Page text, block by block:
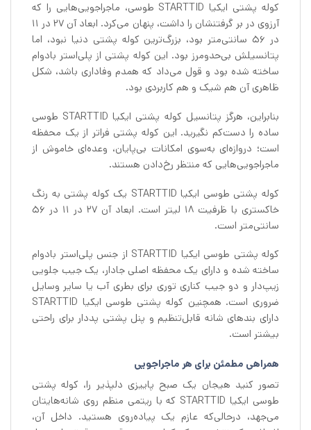
کوله پشتی ایکیا STARTTID طوسی، ماجراجویی‌هایی را که
آرزوی در بر گرفتنشان را داشت، پنهان می‌کرد. ابعاد آن ۲۷ در ۱۱
در ۵۶ سانتی‌متر بود، بزرگ‌ترین کوله پشتی دنیا نبود، اما
پتانسیلش بی‌حدومرز بود. این کوله پشتی از پلی‌استر بادوام
ساخته شده بود و قول می‌داد که همدم وفاداری باشد، شکل
ظاهری آن هم شیک و هم کاربردی بود.
بنابراین، هرگز پتانسیل کوله پشتی ایکیا STARTTID طوسی
ساده را دست‌کم نگیرید. این کوله پشتی فراتر از یک محفظه
است؛ دروازه‌ای به‌سوی امکانات بی‌پایان، وعده‌ای خاموش از
ماجراجویی‌هایی که منتظر رخ‌دادن هستند.
کوله پشتی طوسی ایکیا STARTTID یک کوله پشتی به رنگ
خاکستری با ظرفیت ۱۸ لیتر است. ابعاد آن ۲۷ در ۱۱ در ۵۶
سانتی‌متر است.
کوله پشتی طوسی ایکیا STARTTID از جنس پلی‌استر بادوام
ساخته شده و دارای یک محفظه اصلی جادار، یک جیب جلویی
زیپ‌دار و دو جیب کناری توری برای بطری آب یا سایر وسایل
ضروری است. همچنین کوله پشتی طوسی ایکیا STARTTID
دارای بندهای شانه قابل‌تنظیم و پنل پشتی پددار برای راحتی
بیشتر است.
همراهی مطمئن برای هر ماجراجویی
تصور کنید هیجان یک صبح پاییزی دلپذیر را، کوله پشتی
طوسی ایکیا STARTTID که با ریتمی منظم روی شانه‌هایتان
می‌جهد، درحالی‌که عازم یک پیاده‌روی هستید. داخل آن،